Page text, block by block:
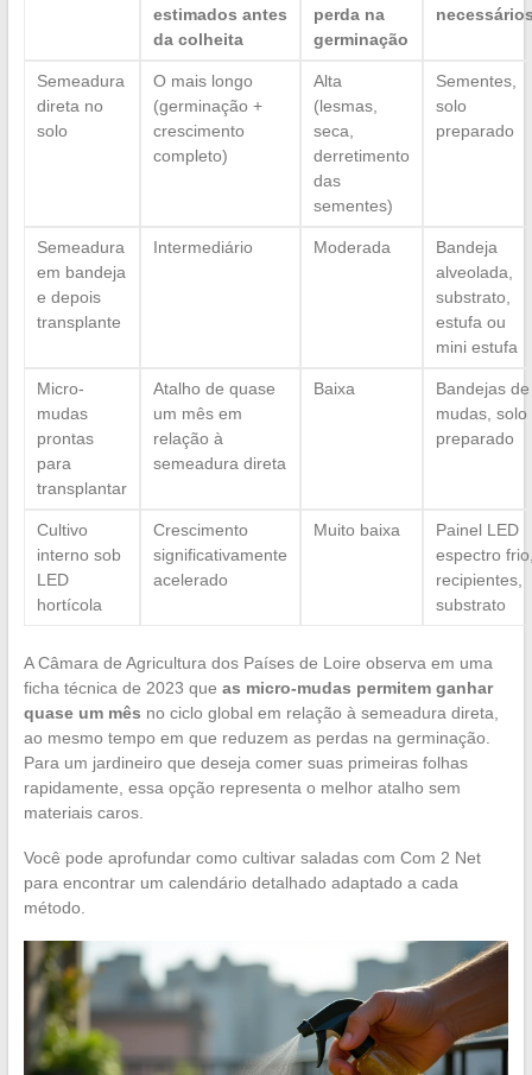
estimados antes
da colheita
perda na
germinação
Semeadura
direta no
solo
O mais longo
(germinação +
crescimento
completo)
Alta
(lesmas,
seca,
derretimento
das
sementes)
Sementes,
solo
preparado
Semeadura
em bandeja
e depois
transplante
Intermediário Moderada
Bandeja
alveolada,
substrato,
estufa ou
mini estufa
Micro-
mudas
prontas
para
transplantar
Atalho de quase
um mês em
relação à
semeadura direta
Baixa
Bandejas de
mudas, solo
preparado
Cultivo
interno sob
LED
hortícola
Crescimento
significativamente
acelerado
Muito baixa
Painel LED
espectro
recipientes,
substrato
A Câmara de Agricultura dos Países de Loire observa em uma
ficha técnica de 2023 que as micro-mudas permitem ganhar
quase um mês no ciclo global em relação à semeadura direta,
ao mesmo tempo em que reduzem as perdas na germinação.
Para um jardineiro que deseja comer suas primeiras folhas
rapidamente, essa opção representa o melhor atalho sem
materiais caros.
Você pode aprofundar como cultivar saladas com Com 2 Net
para encontrar um calendário detalhado adaptado a cada
método.